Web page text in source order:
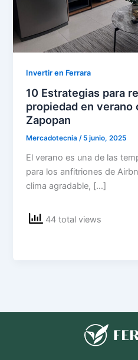
Invertir en Ferrara
10 Estrategias para
propiedad en verano
Zapopan
Mercadotecnia/ 5 junio, 2025
El verano es una de las
para los anfitriones de
clima agradable, […]
44 total views